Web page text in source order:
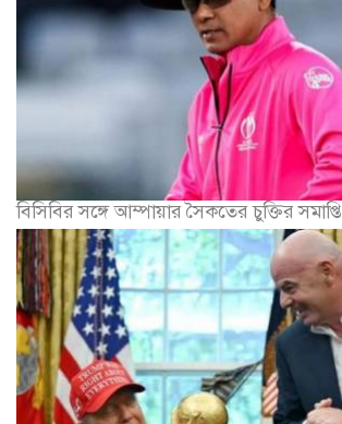
বিসিবির সঙ্গে আম্পায়ার সৈকতের চুক্তির সমাপ্তি